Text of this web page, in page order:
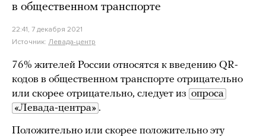
в общественном транспорте
22:41, 7 декабря 2021
Источник: Левада-центр
76% жителей России относятся к введению QR-
кодов в общественном транспорте отрицательно
или скорее отрицательно, следует из опроса
«Левада-центра» .
Положительно или скорее положительно эту